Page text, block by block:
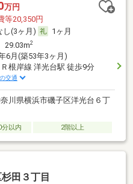
万円
等20,350円
し(3ヶ月)
1ヶ月
2
6月(築53年3ヶ月)
Ｒ根岸線 洋光台駅 徒歩9分
交通
川県横浜市磯子区洋光台６丁
分以内 2階以上
田３丁目